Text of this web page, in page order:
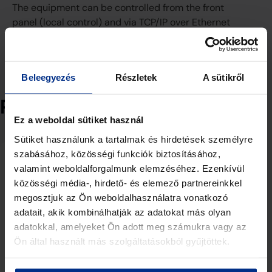
Beleegyezés Részletek A sütikről
Ez a weboldal sütiket használ
Sütiket használunk a tartalmak és hirdetések személyre
szabásához, közösségi funkciók biztosításához,
valamint weboldalforgalmunk elemzéséhez. Ezenkívül
közösségi média-, hirdető- és elemező partnereinkkel
megosztjuk az Ön weboldalhasználatra vonatkozó
adatait, akik kombinálhatják az adatokat más olyan
adatokkal, amelyeket Ön adott meg számukra vagy az
Ön által használt más szolgáltatásokból gyűjtöttek.
The equipment can be controlled from the front
panel (local control) and via TCP/IP over Ethernet
(remote control). ALC circuit for precise output
Related products